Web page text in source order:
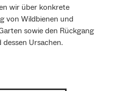
wir über konkrete
von Wildbienen und
sowie den Rückgang
Ursachen.